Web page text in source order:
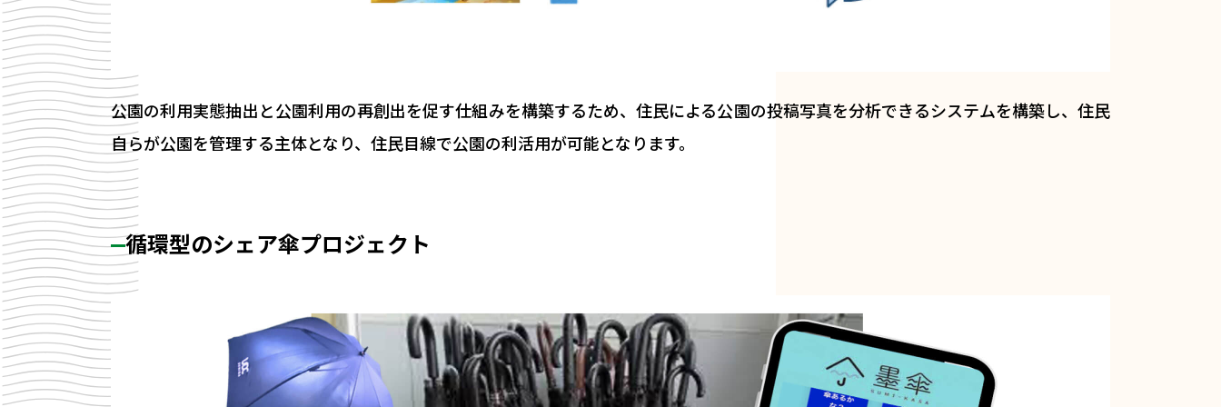
公園の利用実態抽出と公園利用の再創出を促す仕組みを構築するため、住民による公園の投稿写真を分析できるシステムを構築し、住民
自らが公園を管理する主体となり、住民目線で公園の利活用が可能となります。
循環型のシェア傘プロジェクト